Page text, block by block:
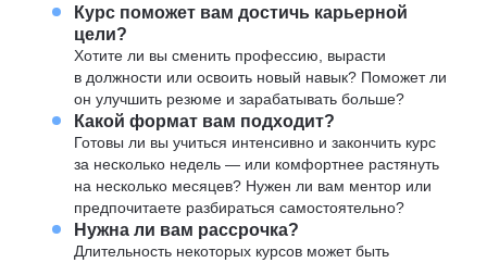
Курс поможет вам достичь карьерной
цели?
Хотите ли вы сменить профессию, вырасти
в должности или освоить новый навык? Поможет ли
он улучшить резюме и зарабатывать больше?
Какой формат вам подходит?
Готовы ли вы учиться интенсивно и закончить курс
за несколько недель — или комфортнее растянуть
на несколько месяцев? Нужен ли вам ментор или
предпочитаете разбираться самостоятельно?
Нужна ли вам рассрочка?
Длительность некоторых курсов может быть